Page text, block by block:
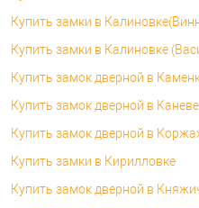
Купить замки в
Купить замки в Калиновке
Купить замок дверной в
Купить замок дверной в Каневе
Купить замок дверной в
Купить замки в Кирилловке
Купить замок дверной в